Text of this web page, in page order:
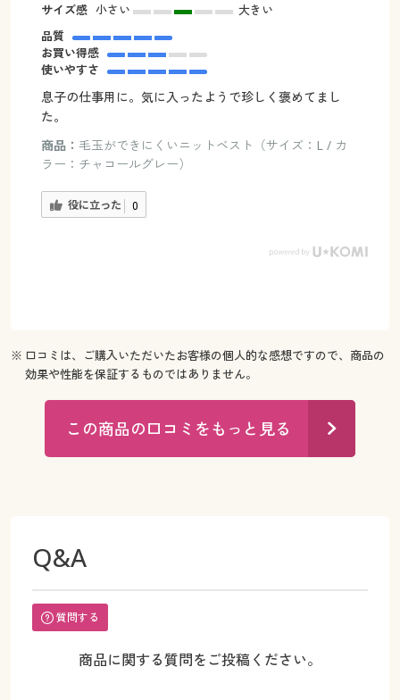
サイズ感 小さい
大きい
品質
お買い得感
使いやすさ
息子の仕事用に。気に入ったようで珍しく褒めてまし
た。
商品： 毛玉ができにくいニットベスト（サイズ：L / カ
ラー：チャコールグレー）
役に立った 0
※ 口コミは、ご購入いただいたお客様の個人的な感想ですので、商品の
効果や性能を保証するものではありません。
この商品の口コミをもっと見る
Q&A
質問する
商品に関する質問をご投稿ください。